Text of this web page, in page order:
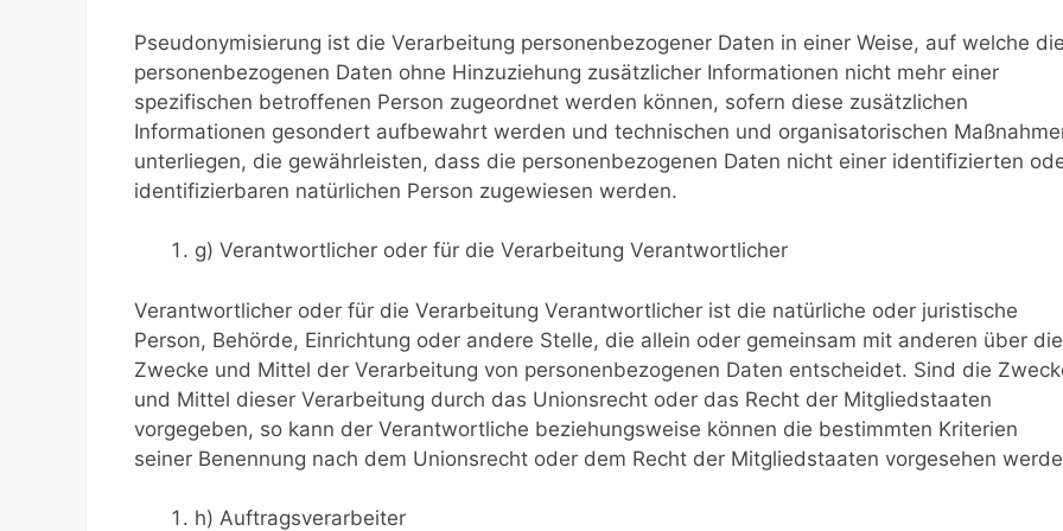
Pseudonymisierung ist die Verarbeitung personenbezogener Daten in einer Weise, auf welche die
personenbezogenen Daten ohne Hinzuziehung zusätzlicher Informationen nicht mehr einer
spezifischen betroffenen Person zugeordnet werden können, sofern diese zusätzlichen
Informationen gesondert aufbewahrt werden und technischen und organisatorischen
unterliegen, die gewährleisten, dass die personenbezogenen Daten nicht einer identifizierten
identifizierbaren natürlichen Person zugewiesen werden.
g) Verantwortlicher oder für die Verarbeitung Verantwortlicher
Verantwortlicher oder für die Verarbeitung Verantwortlicher ist die natürliche oder juristische
Person, Behörde, Einrichtung oder andere Stelle, die allein oder gemeinsam mit anderen über die
Zwecke und Mittel der Verarbeitung von personenbezogenen Daten entscheidet. Sind die
und Mittel dieser Verarbeitung durch das Unionsrecht oder das Recht der Mitgliedstaaten
vorgegeben, so kann der Verantwortliche beziehungsweise können die bestimmten Kriterien
seiner Benennung nach dem Unionsrecht oder dem Recht der Mitgliedstaaten vorgesehen
h) Auftragsverarbeiter